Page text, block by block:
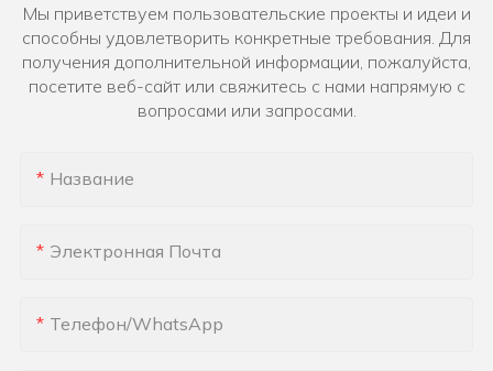
Мы приветствуем пользовательские проекты и идеи и
способны удовлетворить конкретные требования. Для
получения дополнительной информации, пожалуйста,
посетите веб-сайт или свяжитесь с нами напрямую с
вопросами или запросами.
Название
Электронная Почта
Телефон/WhatsApp